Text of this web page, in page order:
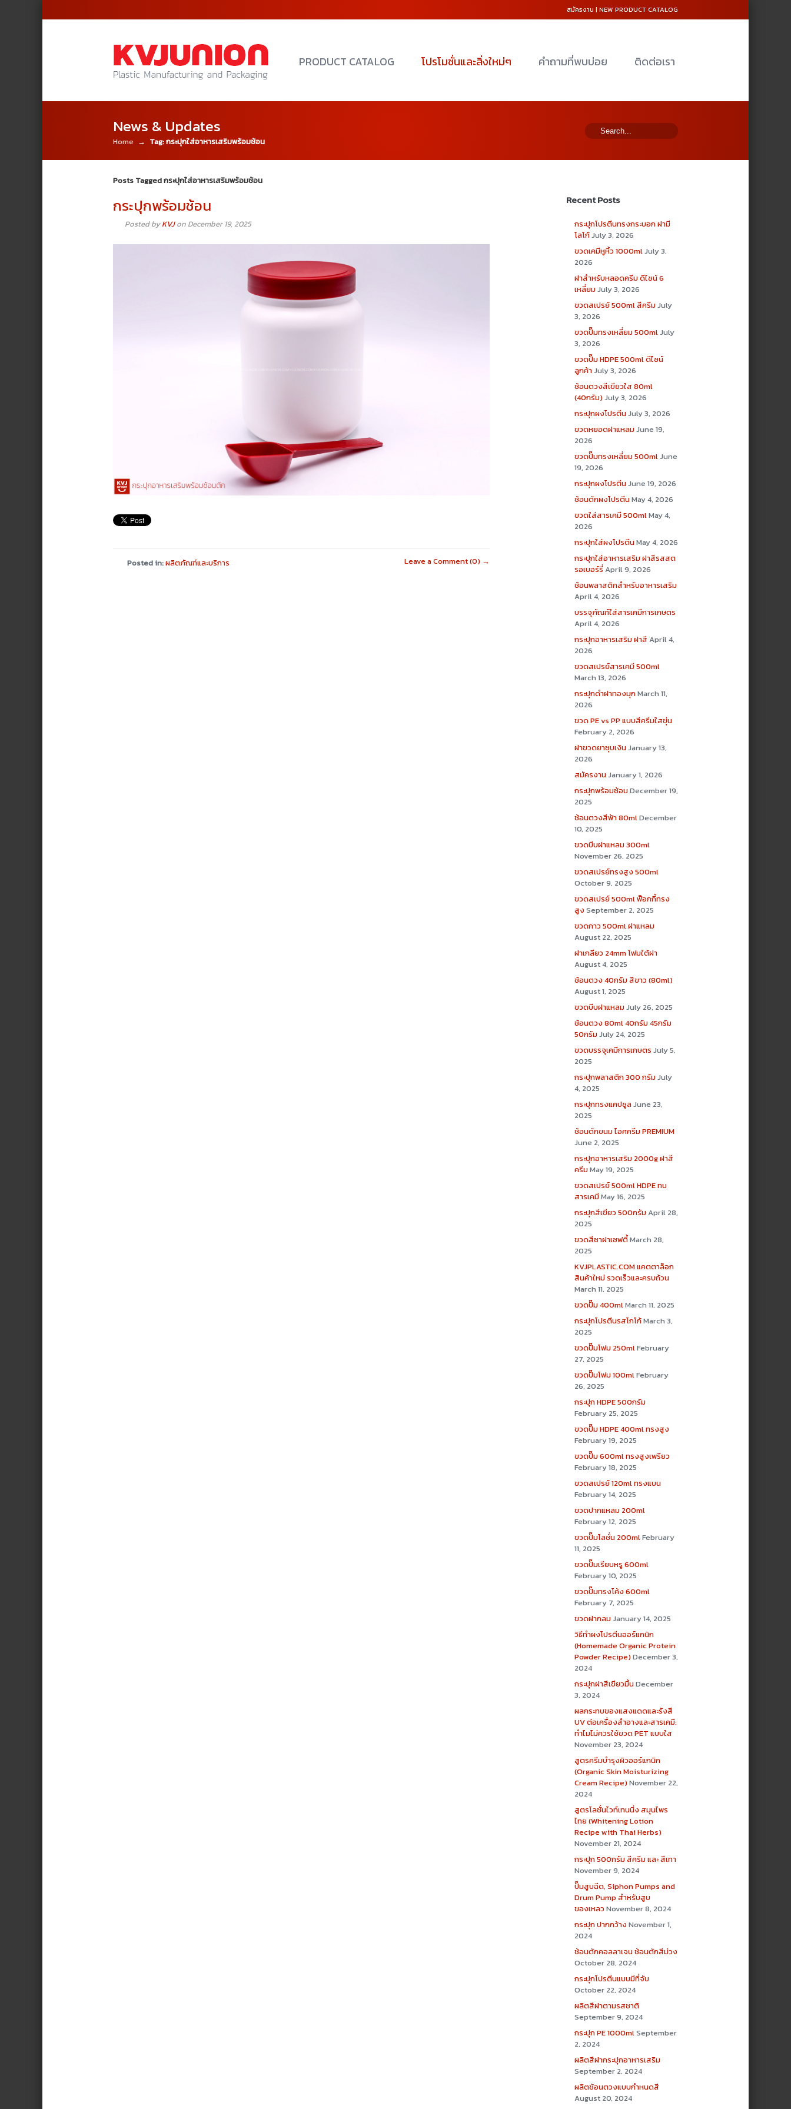
สมัครงาน | NEW PRODUCT CATALOG
PRODUCT CATALOG โปรโมชั่นและสิ่งใหม่ๆ คำถามที่พบบ่อย ติดต่อเรา
News & Updates
Home → Tag: กระปุกใส่อาหารเสริมพร้อมช้อน
Posts Tagged กระปุกใส่อาหารเสริมพร้อมช้อน
กระปุกพร้อมช้อน
Posted byKVJon December 19, 2025
Posted in:ผลิตภัณฑ์และบริการ Leave a Comment (0) →
Recent Posts
กระปุกโปรตีนทรงกระบอก ฝามี
โลโก้July 3, 2026
ขวดเคมีหูหิ้ว 1000mlJuly 3,
2026
ฝาสำหรับหลอดครีม ดีไซน์ 6
เหลี่ยมJuly 3, 2026
ขวดสเปรย์ 500ml สีครีมJuly
3, 2026
ขวดปั๊มทรงเหลี่ยม 500mlJuly
3, 2026
ขวดปั๊ม HDPE 500ml ดีไซน์
ลูกค้าJuly 3, 2026
ช้อนตวงสีเขียวใส 80ml
(40กรัม)July 3, 2026
กระปุกผงโปรตีนJuly 3, 2026
ขวดหยอดฝาแหลมJune 19,
2026
ขวดปั๊มทรงเหลี่ยม 500mlJune
19, 2026
กระปุกผงโปรตีนJune 19, 2026
ช้อนตักผงโปรตีนMay 4, 2026
ขวดใส่สารเคมี 500mlMay 4,
2026
กระปุกใส่ผงโปรตีนMay 4, 2026
กระปุกใส่อาหารเสริม ฝาสีรสสต
รอเบอร์รี่April 9, 2026
ช้อนพลาสติกสำหรับอาหารเสริม
April 4, 2026
บรรจุภัณฑ์ใส่สารเคมีการเกษตร
April 4, 2026
กระปุกอาหารเสริม ฝาสี April 4,
2026
ขวดสเปรย์สารเคมี 500ml
March 13, 2026
กระปุกดำฝาทองมุกMarch 11,
2026
ขวด PE vs PP แบบสีครีมใสขุ่น
February 2, 2026
ฝาขวดยาชุบเงินJanuary 13,
2026
สมัครงานJanuary 1, 2026
กระปุกพร้อมช้อนDecember 19,
2025
ช้อนตวงสีฟ้า 80mlDecember
10, 2025
ขวดบีบฝาแหลม 300ml
November 26, 2025
ขวดสเปรย์ทรงสูง 500ml
October 9, 2025
ขวดสเปรย์ 500ml ฟ็อกกี้ทรง
สูงSeptember 2, 2025
ขวดกาว 500ml ฝาแหลม
August 22, 2025
ฝาเกลียว 24mm โฟมใต้ฝา
August 4, 2025
ช้อนตวง 40กรัม สีขาว (80ml)
August 1, 2025
ขวดบีบฝาแหลมJuly 26, 2025
ช้อนตวง 80ml 40กรัม 45กรัม
50กรัมJuly 24, 2025
ขวดบรรจุเคมีการเกษตร July 5,
2025
กระปุกพลาสติก 300 กรัมJuly
4, 2025
กระปุกทรงแคปซูลJune 23,
2025
ช้อนตักขนม ไอศครีม PREMIUM
June 2, 2025
กระปุกอาหารเสริม 2000g ฝาสี
ครีมMay 19, 2025
ขวดสเปรย์ 500ml HDPE ทน
สารเคมีMay 16, 2025
กระปุกสีเขียว 500กรัมApril 28,
2025
ขวดสีชาฝาเซฟตี้March 28,
2025
KVJPLASTIC.COM แคตตาล็อก
สินค้าใหม่ รวดเร็วและครบถ้วน
March 11, 2025
ขวดปั๊ม 400mlMarch 11, 2025
กระปุกโปรตีนรสโกโก้March 3,
2025
ขวดปั๊มโฟม 250mlFebruary
27, 2025
ขวดปั๊มโฟม 100mlFebruary
26, 2025
กระปุก HDPE 500กรัม
February 25, 2025
ขวดปั๊ม HDPE 400ml ทรงสูง
February 19, 2025
ขวดปั๊ม 600ml ทรงสูงเพรียว
February 18, 2025
ขวดสเปรย์ 120ml ทรงแบน
February 14, 2025
ขวดปากแหลม 200ml
February 12, 2025
ขวดปั๊มโลชั่น 200mlFebruary
11, 2025
ขวดปั๊มเรียบหรู 600ml
February 10, 2025
ขวดปั๊มทรงโค้ง 600ml
February 7, 2025
ขวดฝากลมJanuary 14, 2025
วิธีทำผงโปรตีนออร์แกนิก
(Homemade Organic Protein
Powder Recipe)December 3,
2024
กระปุกฝาสีเขียวมิ้นDecember
3, 2024
ผลกระทบของแสงแดดและรังสี
UV ต่อเครื่องสำอางและสารเคมี:
ทำไมไม่ควรใช้ขวด PET แบบใส
November 23, 2024
สูตรครีมบำรุงผิวออร์แกนิก
(Organic Skin Moisturizing
Cream Recipe)November 22,
2024
สูตรโลชั่นไวท์เทนนิ่ง สมุนไพร
ไทย (Whitening Lotion
Recipe with Thai Herbs)
November 21, 2024
กระปุก 500กรัม สีครีม และ สีเทา
November 9, 2024
ปั๊มสูบฉีด, Siphon Pumps and
Drum Pump สำหรับสูบ
ของเหลว November 8, 2024
กระปุก ปากกว้างNovember 1,
2024
ช้อนตักคอลลาเจน ช้อนตักสีม่วง
October 28, 2024
กระปุกโปรตีนแบบมีที่จับ
October 22, 2024
ผลิตสีฝาตามรสชาติ
September 9, 2024
กระปุก PE 1000mlSeptember
2, 2024
ผลิตสีฝากระปุกอาหารเสริม
September 2, 2024
ผลิตช้อนตวงแบบกำหนดสี
August 20, 2024